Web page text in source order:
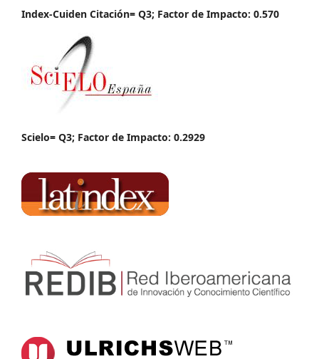
Index-Cuiden Citación= Q3; Factor de Impacto: 0.570
Scielo= Q3; Factor de Impacto: 0.2929